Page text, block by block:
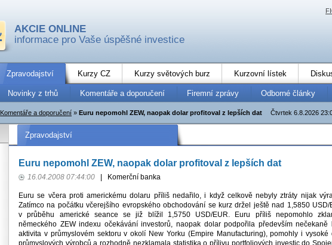
AKCIE ONLINE
informace pro Vaše úspěšné investice
Zpravodajství Kurzy CZ Kurzy světových burz Kurzovní lístek
Novinky z trhů Komentáře a doporučení Firemní zprávy Odborné články
Čtvrtek 6.8.2026
Komentáře a doporučení » Euru nepomohl ZEW, naopak dolar profitoval z lepších dat
Zpravodajství
Euru nepomohl ZEW, naopak dolar profitoval z lepších dat
16.04.2008 07:44:00 Komerční banka
Euru se včera proti americkému dolaru příliš nedařilo, i když celkově nebyly ztráty nijak
Zatímco na počátku včerejšího evropského obchodování se kurz držel ještě nad 1,5850 USD/
v průběhu americké seance se již blížil 1,5750 USD/EUR. Euru příliš nepomohlo
německého ZEW indexu očekávání investorů, naopak dolar podpořila především nečekaně
aktivita v průmyslovém sektoru v okolí New Yorku (Empire Manufacturing), pomohly i vysoké
průmyslových výrobců a rozhodně nezklamala statistika o přílivu portfoliových investic do